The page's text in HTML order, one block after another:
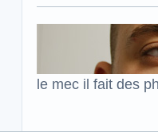
le mec il fait des